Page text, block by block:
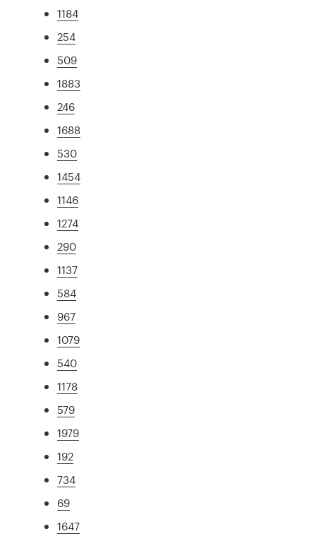
1184
254
509
1883
246
1688
530
1454
1146
1274
290
1137
584
967
1079
540
1178
579
1979
192
734
69
1647